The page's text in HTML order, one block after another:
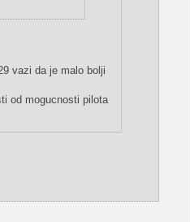
vazi da je malo bolji
od mogucnosti pilota